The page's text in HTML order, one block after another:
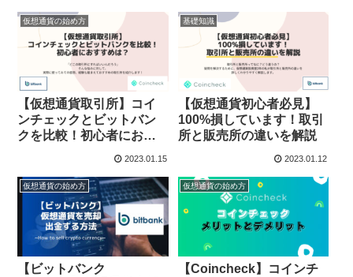
仮想通貨の始め方
【仮想通貨取引所】コイ
ンチェックとビットバン
クを比較！初心者におす
2023.01.15
基礎知識
【仮想通貨初心者必見】
100%損しています！取引
所と販売所の違いを解説
2023.01.12
仮想通貨の始め方
【ビットバンク
仮想通貨の始め方
【Coincheck】コインチ